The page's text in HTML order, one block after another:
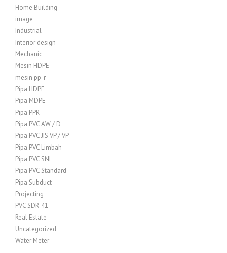
Home Building
image
Industrial
Interior design
Mechanic
Mesin HDPE
mesin pp-r
Pipa HDPE
Pipa MDPE
Pipa PPR
Pipa PVC AW / D
Pipa PVC JIS VP / VP
Pipa PVC Limbah
Pipa PVC SNI
Pipa PVC Standard
Pipa Subduct
Projecting
PVC SDR-41
Real Estate
Uncategorized
Water Meter